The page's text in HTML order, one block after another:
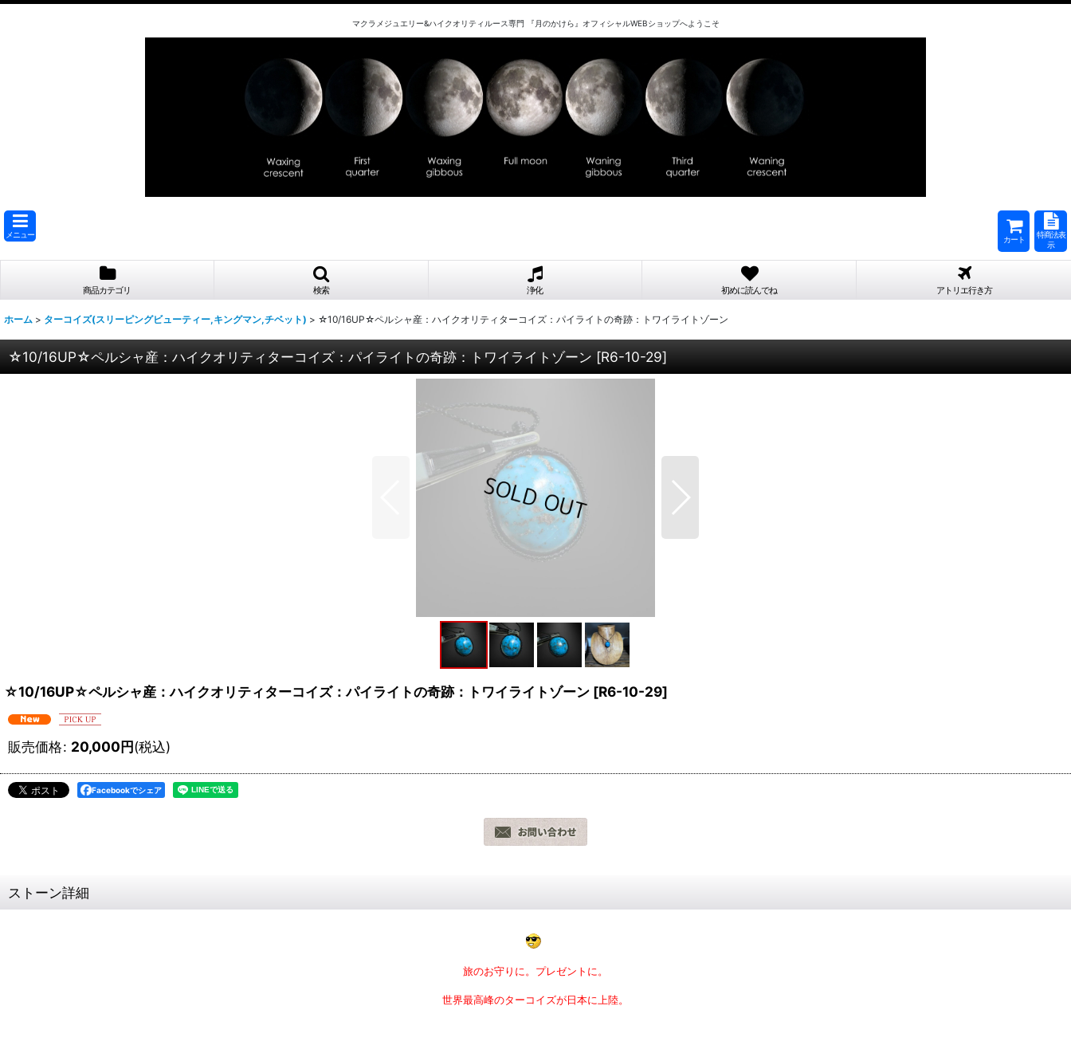
マクラメジュエリー&ハイクオリティルース専門 『月のかけら』オフィシャルWEBショップへようこそ
メニュー
カート
特商法表
示
商品カテゴリ 検索 浄化 初めに読んでね アトリエ行き方
ホーム > ターコイズ(スリーピングビューティー,キングマン,チベット) > ☆10/16UP☆ペルシャ産：ハイクオリティターコイズ：パイライトの奇跡：トワイライトゾーン
☆10/16UP☆ペルシャ産：ハイクオリティターコイズ：パイライトの奇跡：トワイライトゾーン [R6-10-29]
☆10/16UP☆ペルシャ産：ハイクオリティターコイズ：パイライトの奇跡：トワイライトゾーン [R6-10-29]
販売価格: 20,000円(税込)
Facebookでシェア
ストーン詳細
旅のお守りに。プレゼントに。
世界最高峰のターコイズが日本に上陸。